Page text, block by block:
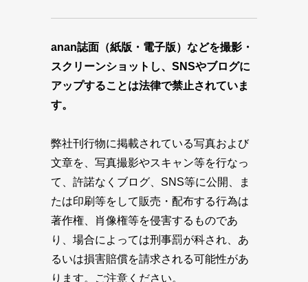
anan誌面（紙版・電子版）などを撮影・
スクリーンショットし、SNSやブログに
アップすることは法律で禁止されていま
す。
弊社刊行物に掲載されている写真および
文章を、写真撮影やスキャン等を行なっ
て、許諾なくブログ、SNS等に公開、ま
たは印刷等をして販売・配布する行為は
著作権、肖像権等を侵害するものであ
り、場合によっては刑事罰が科され、あ
るいは損害賠償を請求される可能性があ
ります。ご注意ください。